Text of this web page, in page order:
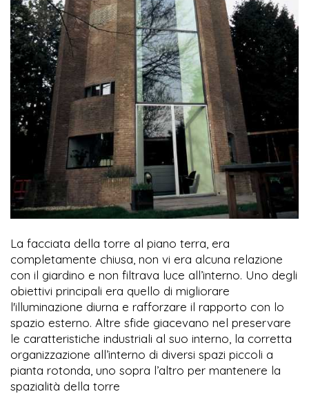
La facciata della torre al piano terra, era
completamente chiusa, non vi era alcuna relazione
con il giardino e non filtrava luce all’interno. Uno degli
obiettivi principali era quello di migliorare
l'illuminazione diurna e rafforzare il rapporto con lo
spazio esterno. Altre sfide giacevano nel preservare
le caratteristiche industriali al suo interno, la corretta
organizzazione all’interno di diversi spazi piccoli a
pianta rotonda, uno sopra l’altro per mantenere la
spazialità della torre